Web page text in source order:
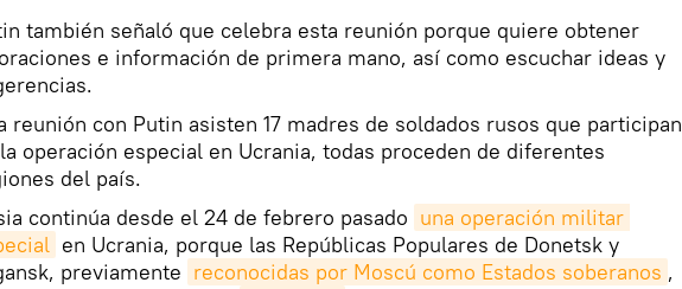
también señaló que celebra esta reunión porque quiere obtener
e información de primera mano, así como escuchar ideas y
reunión con Putin asisten 17 madres de soldados rusos que participan
operación especial en Ucrania, todas proceden de diferentes
del país.
continúa desde el 24 de febrero pasado una operación militar
en Ucrania, porque las Repúblicas Populares de Donetsk y
previamente reconocidas por Moscú como Estados soberanos ,